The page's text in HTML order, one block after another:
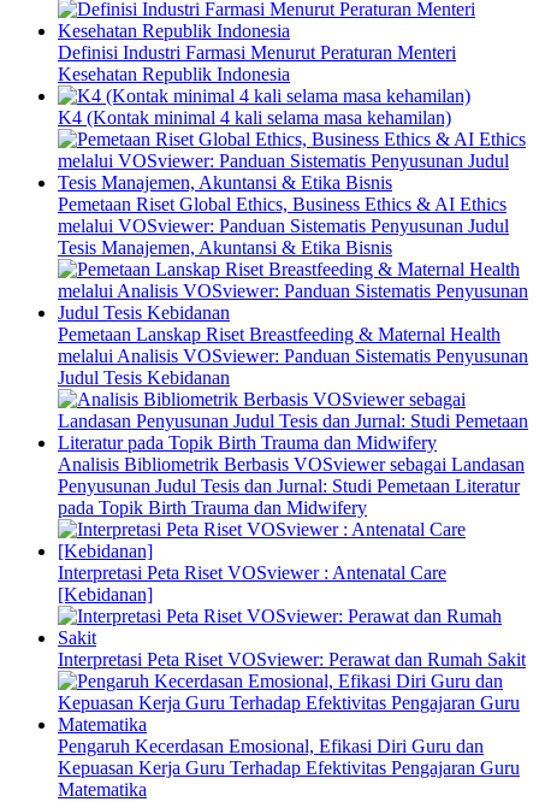
Definisi Industri Farmasi Menurut Peraturan Menteri
Kesehatan Republik Indonesia
K4 (Kontak minimal 4 kali selama masa kehamilan)
Pemetaan Riset Global Ethics, Business Ethics & AI Ethics
melalui VOSviewer: Panduan Sistematis Penyusunan Judul
Tesis Manajemen, Akuntansi & Etika Bisnis
Pemetaan Lanskap Riset Breastfeeding & Maternal Health
melalui Analisis VOSviewer: Panduan Sistematis Penyusunan
Judul Tesis Kebidanan
Analisis Bibliometrik Berbasis VOSviewer sebagai Landasan
Penyusunan Judul Tesis dan Jurnal: Studi Pemetaan Literatur
pada Topik Birth Trauma dan Midwifery
Interpretasi Peta Riset VOSviewer : Antenatal Care
[Kebidanan]
Interpretasi Peta Riset VOSviewer: Perawat dan Rumah Sakit
Pengaruh Kecerdasan Emosional, Efikasi Diri Guru dan
Kepuasan Kerja Guru Terhadap Efektivitas Pengajaran Guru
Matematika